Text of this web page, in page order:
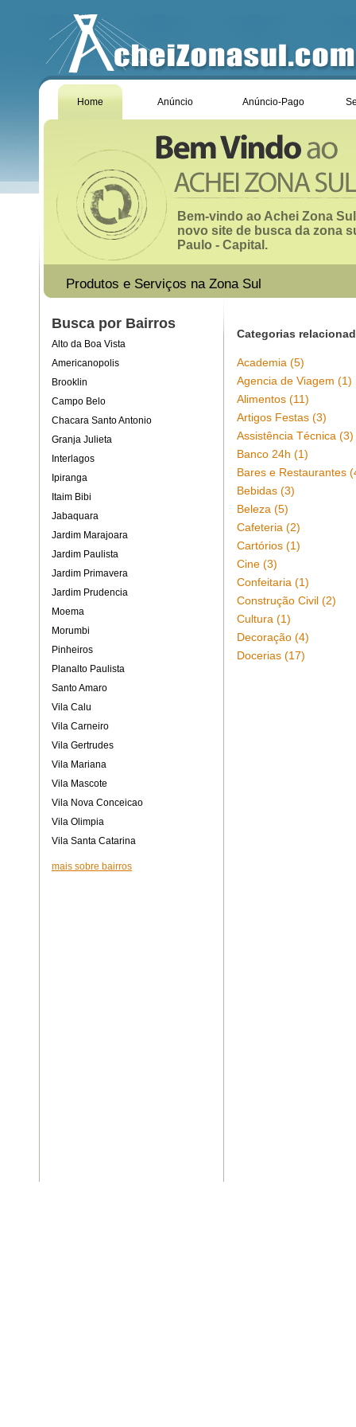
Home Anúncio Anúncio-Pago
Bem-vindo ao Achei Zona
novo site de busca da zona
Paulo - Capital.
Produtos e Serviços na Zona Sul
Busca por Bairros
Alto da Boa Vista
Americanopolis
Brooklin
Campo Belo
Chacara Santo Antonio
Granja Julieta
Interlagos
Ipiranga
Itaim Bibi
Jabaquara
Jardim Marajoara
Jardim Paulista
Jardim Primavera
Jardim Prudencia
Moema
Morumbi
Pinheiros
Planalto Paulista
Santo Amaro
Vila Calu
Vila Carneiro
Vila Gertrudes
Vila Mariana
Vila Mascote
Vila Nova Conceicao
Vila Olimpia
Vila Santa Catarina
mais sobre bairros
Categorias
Academia (5)
Agencia de Viagem (1)
Alimentos (11)
Artigos Festas (3)
Assistência Técnica (3)
Banco 24h (1)
Bares e Restaurantes
Bebidas (3)
Beleza (5)
Cafeteria (2)
Cartórios (1)
Cine (3)
Confeitaria (1)
Construção Civil (2)
Cultura (1)
Decoração (4)
Docerias (17)